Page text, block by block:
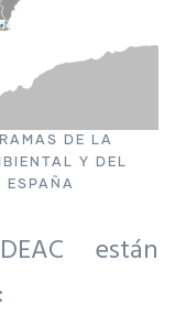
DE LA
Y DEL
ESPAÑA
están